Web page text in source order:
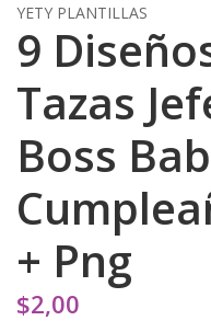
YETY PLANTILLAS
9
Tazas
Boss
+ Png
$2,00